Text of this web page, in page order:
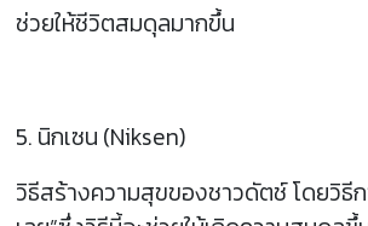
ช่วยให้ชีวิตสมดุลมากขึ้น
5. นิกเซน (Niksen)
วิธีสร้างความสุขของชาวดัตช์ โดยวิธีก